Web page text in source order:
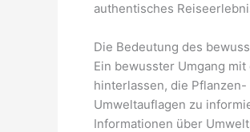
authentisches
Die Bedeutung des
Ein bewusster Umgang
hinterlassen, die
Umweltauflagen zu
Informationen über